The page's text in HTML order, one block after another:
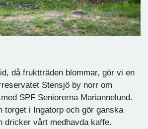
då fruktträden blommar, gör vi en
Stensjö by norr om
SPF Seniorerna Mariannelund.
torget i Ingatorp och gör ganska
dricker vårt medhavda kaffe.